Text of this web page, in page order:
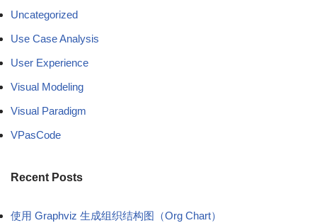
Uncategorized
Use Case Analysis
User Experience
Visual Modeling
Visual Paradigm
VPasCode
Recent Posts
使用 Graphviz 生成组织结构图（Org Chart）